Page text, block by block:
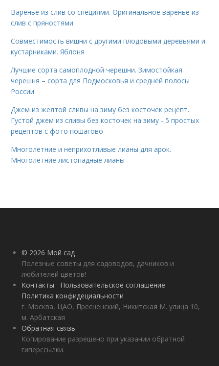
Варенье из слив со специями. Оригинальное варенье из
слив с пряностями
Совместимость вишни с другими плодовыми деревьями и
кустарниками. Яблоня
Лучшие сорта самоплодной черешни. Зимостойкая
черешня – сорта для Подмосковья и средней полосы
России
Джем из желтой сливы на зиму без косточек рецепт..
Густой джем из сливы без косточек на зиму - 5 простых
рецептов с фото пошагово
Многолетние и неприхотливые лианы для арок.
Многолетние листопадные лианы
© 2026 Мой сад
Полезные советы для садоводов, дачников и
любителей цветов!
Контакты
Пользовательское соглашение
Политика конфидециальности
г. Москва, ЦАО, Пресненский, Никитская М. улица 10,
м. Арбатская
Обратная связь
Копирование разрешено при указании обратной
гиперссылки.